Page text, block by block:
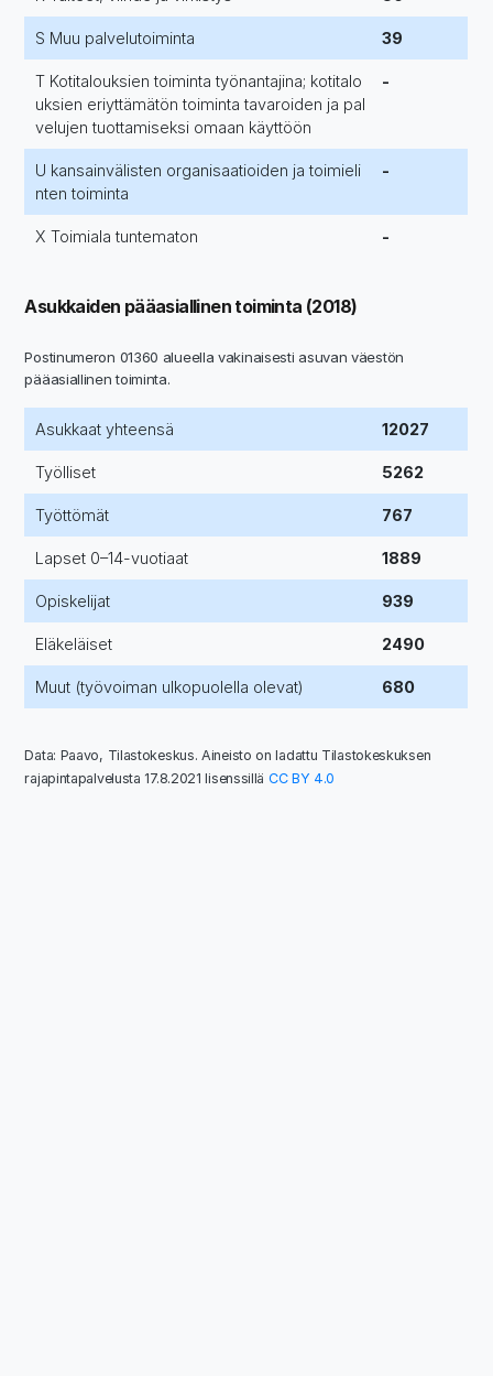
S Muu palvelutoiminta 39
T Kotitalouksien toiminta työnantajina; kotitalo
uksien eriyttämätön toiminta tavaroiden ja pal
velujen tuottamiseksi omaan käyttöön
-
U kansainvälisten organisaatioiden ja toimieli
nten toiminta
-
X Toimiala tuntematon -
Asukkaiden pääasiallinen toiminta (2018)
Postinumeron 01360 alueella vakinaisesti asuvan väestön
pääasiallinen toiminta.
Asukkaat yhteensä 12027
Työlliset 5262
Työttömät 767
Lapset 0–14-vuotiaat 1889
Opiskelijat 939
Eläkeläiset 2490
Muut (työvoiman ulkopuolella olevat) 680
Data: Paavo, Tilastokeskus. Aineisto on ladattu Tilastokeskuksen
rajapintapalvelusta 17.8.2021 lisenssillä CC BY 4.0